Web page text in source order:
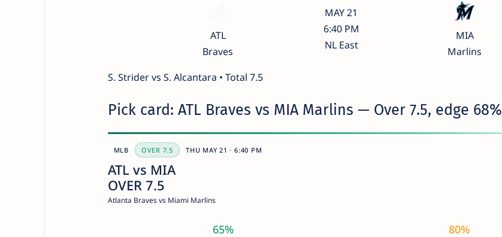
ATL
Braves
MAY 21
6:40 PM
NL East
MIA
Marlins
S. Strider vs S. Alcantara • Total 7.5
Pick card: ATL Braves vs MIA Marlins — Over 7.5, edge 68%
MLB OVER 7.5 THU MAY 21 · 6:40 PM
ATL vs MIA
OVER 7.5
Atlanta Braves vs Miami Marlins
65% 80%